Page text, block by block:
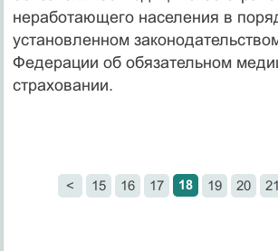
неработающего населения в
установленном
Федерации об обязательном
страховании.
< 15 16 17 18 19 20 21